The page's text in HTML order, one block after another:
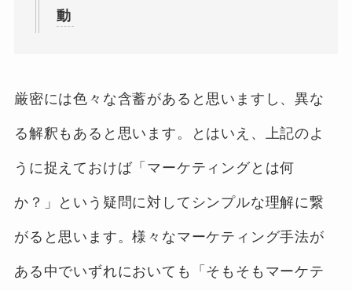
動
厳密には色々な含蓄があると思いますし、異な
る解釈もあると思います。とはいえ、上記のよ
うに捉えておけば「マーケティングとは何
か？」という疑問に対してシンプルな理解に繋
がると思います。様々なマーケティング手法が
ある中でいずれにおいても「そもそもマーケテ